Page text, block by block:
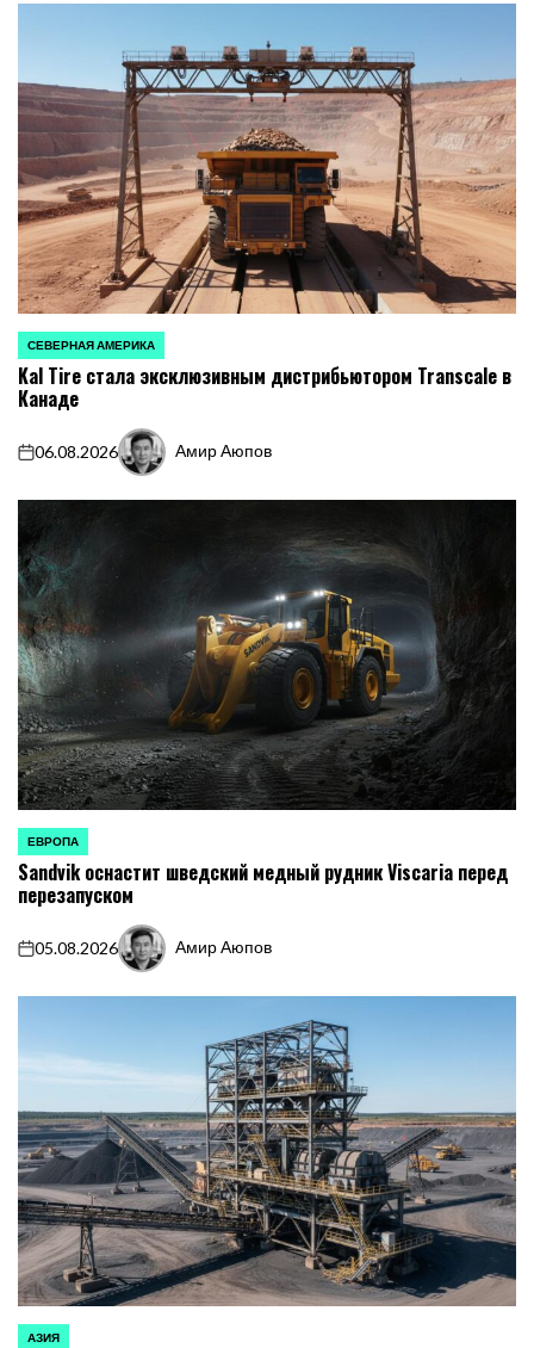
ОПУБЛИКОВАНО
В
СЕВЕРНАЯ АМЕРИКА
Kal Tire стала эксклюзивным дистрибьютором Transcale в
Канаде
on
06.08.2026
Запись
Амир Аюпов
ОПУБЛИКОВАНО
В
ЕВРОПА
Sandvik оснастит шведский медный рудник Viscaria перед
перезапуском
on
05.08.2026
Запись
Амир Аюпов
ОПУБЛИКОВАНО
АЗИЯ